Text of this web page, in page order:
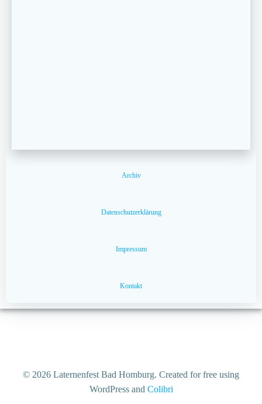
Archiv
Datenschutzerklärung
Impressum
Kontakt
© 2026 Laternenfest Bad Homburg. Created for free using
WordPress and Colibri